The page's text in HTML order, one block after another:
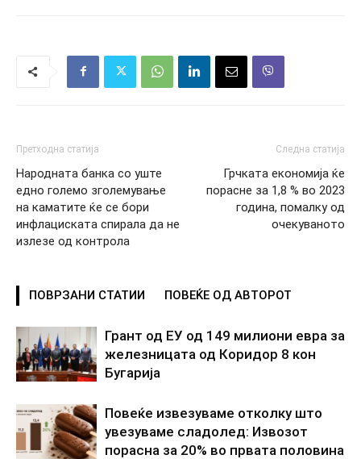
Претходна статија
Народната банка со уште
едно големо зголемување
на каматите ќе се бори
инфлациската спирала да не
излезе од контрола
Следна статија
Грчката економија ќе
порасне за 1,8 % во 2023
година, помалку од
очекуваното
ПОВРЗАНИ СТАТИИ ПОВЕЌЕ ОД АВТОРОТ
Грант од ЕУ од 149 милиони евра за
железницата од Коридор 8 кон
Бугарија
Повеќе извезуваме отколку што
увезуваме сладолед: Извозот
порасна за 20% во првата половина